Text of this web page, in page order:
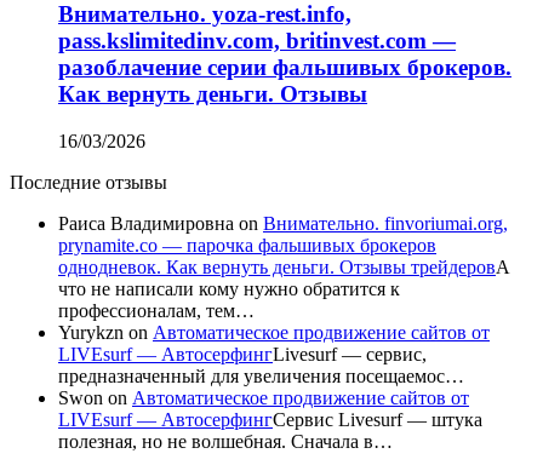
Внимательно. yoza-rest.info,
pass.kslimitedinv.com, britinvest.com —
разоблачение серии фальшивых брокеров.
Как вернуть деньги. Отзывы
16/03/2026
Последние отзывы
Раиса Владимировна on Внимательно. finvoriumai.org,
prynamite.co — парочка фальшивых брокеров
однодневок. Как вернуть деньги. Отзывы трейдеровА
что не написали кому нужно обратится к
профессионалам, тем…
Yurykzn on Автоматическое продвижение сайтов от
LIVEsurf — АвтосерфингLivesurf — сервис,
предназначенный для увеличения посещаемос…
Swon on Автоматическое продвижение сайтов от
LIVEsurf — АвтосерфингСервис Livesurf — штука
полезная, но не волшебная. Сначала в…